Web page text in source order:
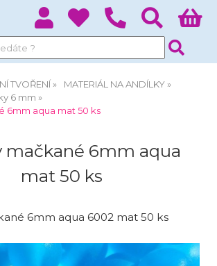
TVOŘENÍ
MATERIÁL NA ANDÍLKY
6 mm
6mm aqua mat 50 ks
mačkané 6mm aqua
mat 50 ks
6mm aqua 6002 mat 50 ks